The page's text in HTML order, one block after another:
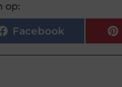
op:
Facebook